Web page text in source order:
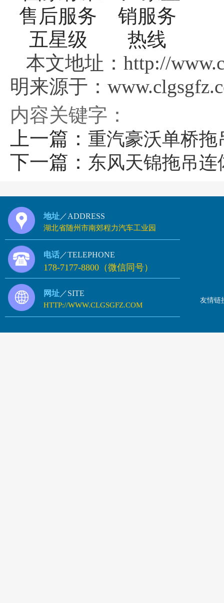
本文地址：http://
明来源于：
内容关键字：
上一篇： 重汽豪沃单桥
下一篇： 东风天锦拖吊连
地址 ／ADDRESS
湖北省随州市南郊程力汽车工业园
电话 ／TELEPHONE
178-7177-8800（微信同号）
网址 ／SITE
HTTP://WWW.CLGSGFZ.COM
友情链